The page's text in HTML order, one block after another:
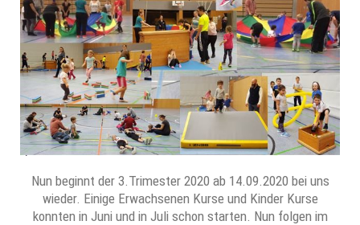
Nun beginnt der 3.Trimester 2020 ab 14.09.2020 bei uns
wieder. Einige Erwachsenen Kurse und Kinder Kurse
konnten in Juni und in Juli schon starten. Nun folgen im